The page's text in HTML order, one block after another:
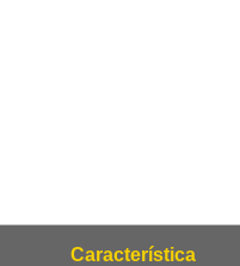
Característica